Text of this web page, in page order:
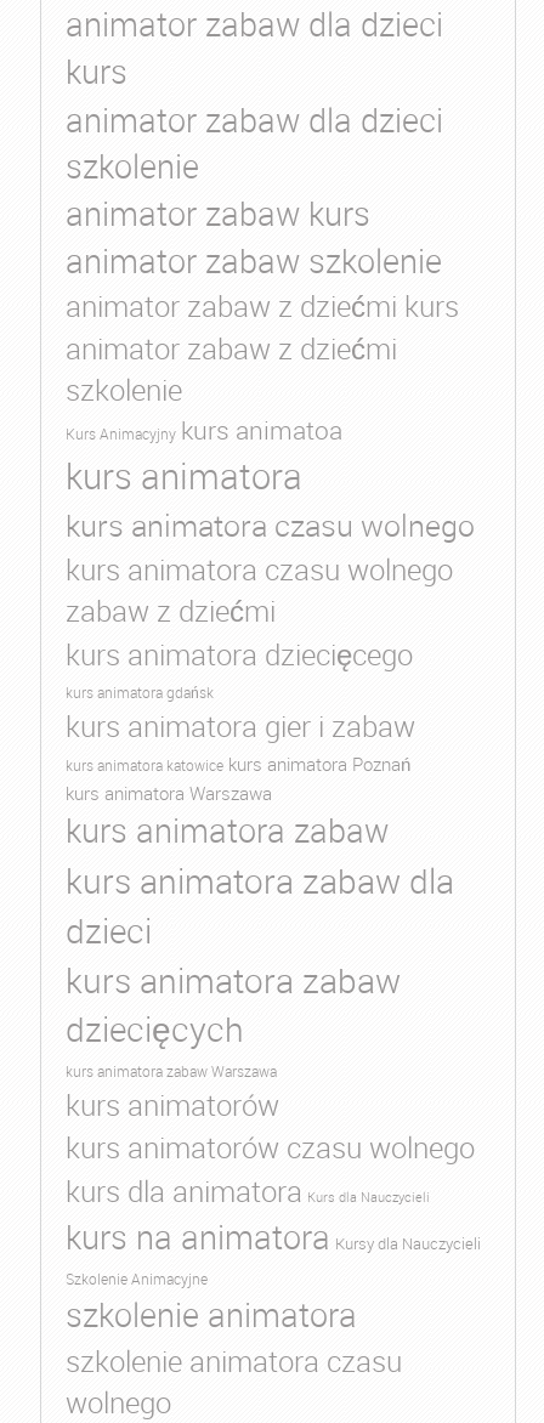
animator zabaw dla dzieci
kurs
animator zabaw dla dzieci
szkolenie
animator zabaw kurs
animator zabaw szkolenie
animator zabaw z dziećmi kurs
animator zabaw z dziećmi
szkolenie
Kurs Animacyjny kurs animatoa
kurs animatora
kurs animatora czasu wolnego
kurs animatora czasu wolnego
zabaw z dziećmi
kurs animatora dziecięcego
kurs animatora gdańsk
kurs animatora gier i zabaw
kurs animatora katowice kurs animatora Poznań
kurs animatora Warszawa
kurs animatora zabaw
kurs animatora zabaw dla
dzieci
kurs animatora zabaw
dziecięcych
kurs animatora zabaw Warszawa
kurs animatorów
kurs animatorów czasu wolnego
kurs dla animatora Kurs dla Nauczycieli
kurs na animatora Kursy dla Nauczycieli
Szkolenie Animacyjne
szkolenie animatora
szkolenie animatora czasu
wolnego